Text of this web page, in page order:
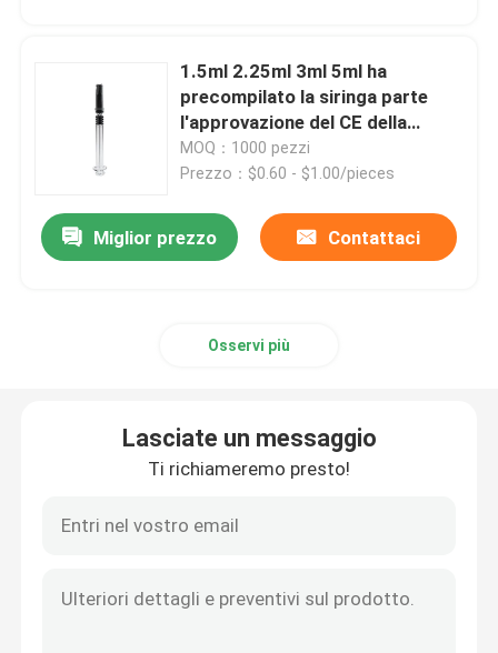
1.5ml 2.25ml 3ml 5ml ha
precompilato la siringa parte
l'approvazione del CE della
siringa dell'insulina 1ml
MOQ：1000 pezzi
Prezzo：$0.60 - $1.00/pieces
Miglior prezzo Contattaci
Osservi più
Lasciate un messaggio
Ti richiameremo presto!